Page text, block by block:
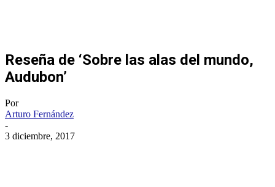
Reseña de ‘Sobre las alas del mundo,
Audubon’
Por
Arturo Fernández
-
3 diciembre, 2017